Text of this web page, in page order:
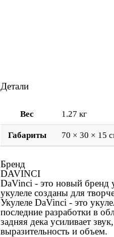
Детали
Вес 1.27 кг
Габариты 70 × 30 × 15
Бренд
DAVINCI
DaVinci - это новый бренд
укулеле созданы для
Укулеле DaVinci - это
последние разработки в
задняя дека усиливает
выразительность и объем.